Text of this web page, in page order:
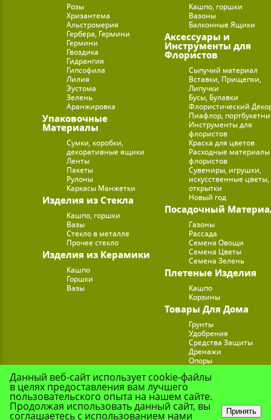
Розы
Хризантема
Альстромерия
Гербера, Гермини
Гермини
Гвоздика
Гидрангия
Гипсофила
Лилия
Эустома
Зелень
Аранжировка
Упаковочные
Материалы
Сумки, коробки,
декоративные ящики
Ленты
Пакеты
Рулоны
Каркасы Манжетки
Изделия из Стекла
Кашпо, горшки
Вазы
Стекло в металле
Прочее стекло
Изделия из Керамики
Кашпо
Горшки
Вазы
Кашпо, горшки
Вазоны
Балконные Ящики
Аксессуары и
Инструменты для
Флористов
Сыпучий материал
Вставки, Прищепки,
Липучки
Бусы, Булавки
Флористический
Пиафлор,
Инструменты для
флористов
Краска для цветов
Расходные
флористов
Сувениры, игрушки,
искусственные цветы,
открытки
Новый год
Посадочный
Газоны
Рассада
Семена Овощи
Семена Цветы
Семена Зелень
Плетеные Изделия
Кашпо
Корзины
Товары Для Дома
Грунты
Удобрения
Средства Защиты
Дренажи
Опоры
Подставки для Цветов
Данный веб-сайт использует cookie-файлы
в целях предоставления вам лучшего
пользовательского опыта на нашем сайте.
Продолжая использовать данный сайт, вы
соглашаетесь с использованием нами Принять